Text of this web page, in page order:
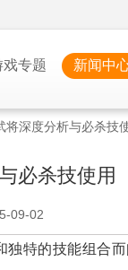
戏专题 新闻中
将深度分析与必杀技
必杀技使用
09-02
特的技能组合